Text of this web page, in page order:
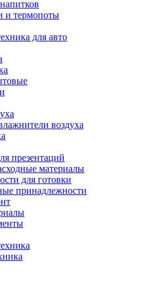
и термопоты
для авто
воздуха
презентаций
материалы
для готовки
принадлежности